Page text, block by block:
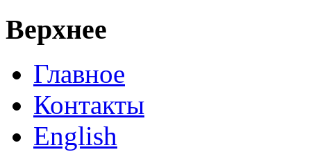
Верхнее
Главное
Контакты
English